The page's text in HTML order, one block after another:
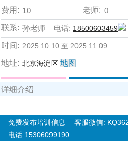
费用: 10 老师: 0
联系: 孙老师 电话: 18500603459
时间: 2025.10.10 至 2025.11.09
地址: 北京海淀区 地图
详细介绍
免费发布培训信息
客服微信:
电话:15306099190